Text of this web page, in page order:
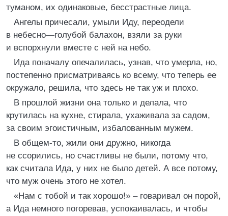
туманом, их одинаковые, бесстрастные лица.
Ангелы причесали, умыли Иду, переодели
в небесно—голубой балахон, взяли за руки
и вспорхнули вместе с ней на небо.
Ида поначалу опечалилась, узнав, что умерла, но,
постепенно присматриваясь ко всему, что теперь ее
окружало, решила, что здесь не так уж и плохо.
В прошлой жизни она только и делала, что
крутилась на кухне, стирала, ухаживала за садом,
за своим эгоистичным, избалованным мужем.
В общем-то, жили они дружно, никогда
не ссорились, но счастливы не были, потому что,
как считала Ида, у них не было детей. А все потому,
что муж очень этого не хотел.
«Нам с тобой и так хорошо!» – говаривал он порой,
а Ида немного погоревав, успокаивалась, и чтобы